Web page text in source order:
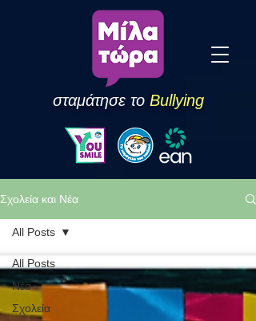
σταμάτησε το Bullying
Σχολεία και Νέα
All Posts
Νέα
Σχολεία
All Posts